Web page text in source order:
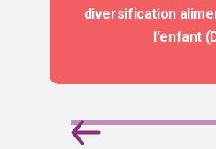
diversification
l'enfant